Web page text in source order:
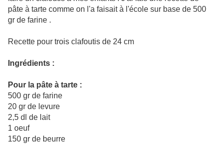
pâte à tarte comme on l'a faisait à l'école sur base de 500
gr de farine .
Recette pour trois clafoutis de 24 cm
Ingrédients :
Pour la pâte à tarte :
500 gr de farine
20 gr de levure
2,5 dl de lait
1 oeuf
150 gr de beurre